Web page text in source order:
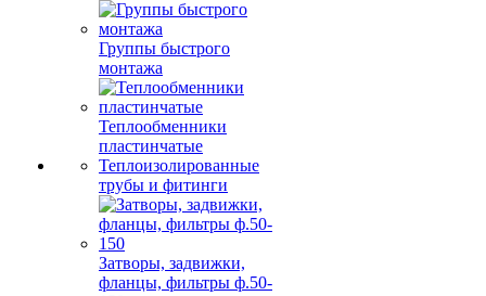
Группы быстрого
монтажа
Теплообменники
пластинчатые
Теплоизолированные
трубы и фитинги
Затворы, задвижки,
фланцы, фильтры ф.50-